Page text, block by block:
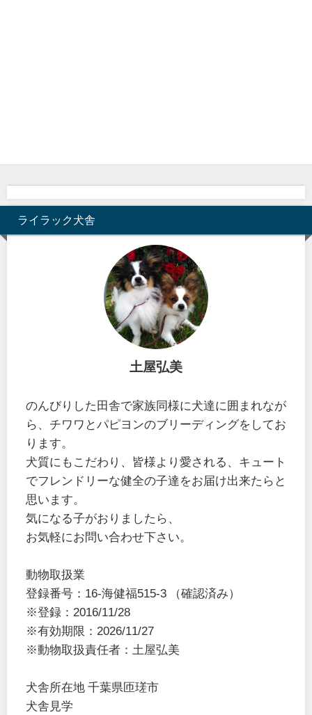
ライラック犬舎
土屋弘美
のんびりした田舎で家族同様に犬達に囲まれなが
ら、チワワとパピヨンのブリーディングをしてお
ります。
犬質にもこだわり、皆様より愛される、キュート
でフレンドリーな健全の子達をお届け出来たらと
思います。
気になる子がおりましたら、
お気軽にお問い合わせ下さい。
動物取扱業
登録番号：16-海健福515-3 （確認済み）
※登録：2016/11/28
※有効期限：2026/11/27
※動物取扱責任者：土屋弘美
犬舎所在地 千葉県匝瑳市
犬舎見学